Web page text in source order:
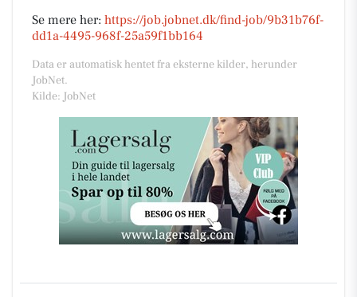
Se mere her: https://job.jobnet.dk/find-job/9b31b76f-
dd1a-4495-968f-25a59f1bb164
Data er automatisk hentet fra eksterne kilder, herunder
JobNet.
Kilde: JobNet